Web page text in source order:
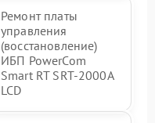
Ремонт платы
управления
(восстановление)
ИБП PowerCom
Smart RT SRT-2000A
LCD